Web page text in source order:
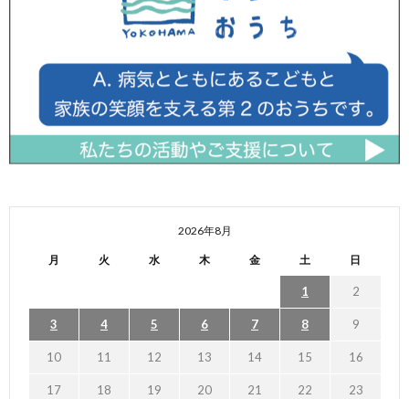
2026年8月
月 火 水 木 金 土 日
1 2
3 4 5 6 7 8 9
10 11 12 13 14 15 16
17 18 19 20 21 22 23